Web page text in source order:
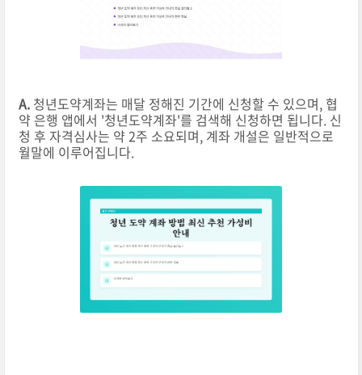
A.청년도약계좌는 매달 정해진 기간에 신청할 수 있으며, 협
약 은행 앱에서 '청년도약계좌'를 검색해 신청하면 됩니다. 신
청 후 자격심사는 약 2주 소요되며, 계좌 개설은 일반적으로
월말에 이루어집니다.